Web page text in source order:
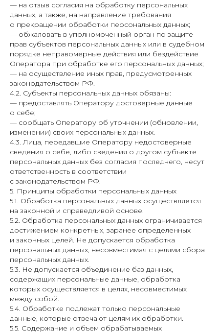
— на отзыв согласия на обработку персональных
данных, а также, на направление требования
о прекращении обработки персональных данных;
— обжаловать в уполномоченный орган по защите
прав субъектов персональных данных или в судебном
порядке неправомерные действия или бездействие
Оператора при обработке его персональных данных;
— на осуществление иных прав, предусмотренных
законодательством РФ.
4.2. Субъекты персональных данных обязаны:
— предоставлять Оператору достоверные данные
о себе;
— сообщать Оператору об уточнении (обновлении,
изменении) своих персональных данных.
4.3. Лица, передавшие Оператору недостоверные
сведения о себе, либо сведения о другом субъекте
персональных данных без согласия последнего, несут
ответственность в соответствии
с законодательством РФ.
5. Принципы обработки персональных данных
5.1. Обработка персональных данных осуществляется
на законной и справедливой основе.
5.2. Обработка персональных данных ограничивается
достижением конкретных, заранее определенных
и законных целей. Не допускается обработка
персональных данных, несовместимая с целями сбора
персональных данных.
5.3. Не допускается объединение баз данных,
содержащих персональные данные, обработка
которых осуществляется в целях, несовместимых
между собой.
5.4. Обработке подлежат только персональные
данные, которые отвечают целям их обработки.
5.5. Содержание и объем обрабатываемых